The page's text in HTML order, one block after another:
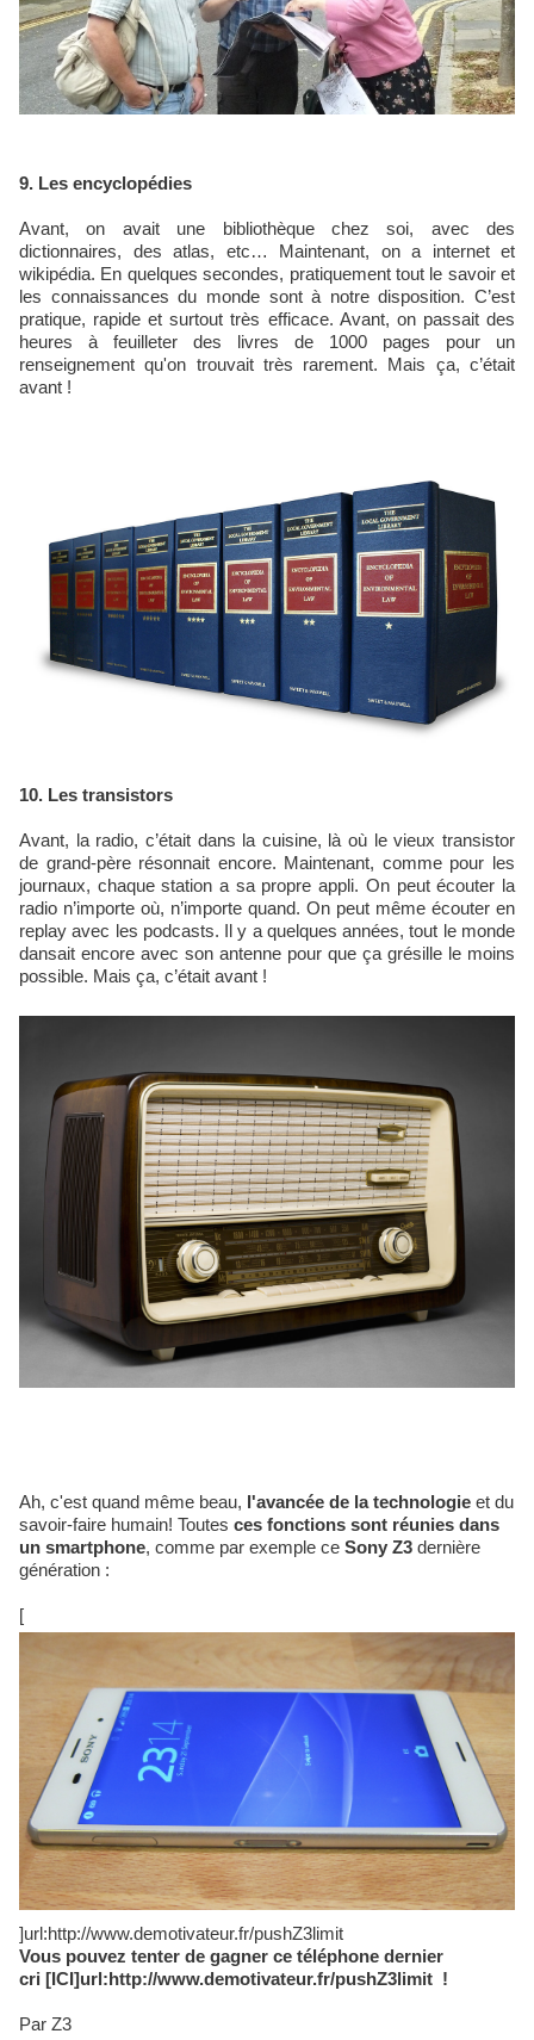
9. Les encyclopédies
Avant, on avait une bibliothèque chez soi, avec des
dictionnaires, des atlas, etc… Maintenant, on a internet et
wikipédia. En quelques secondes, pratiquement tout le savoir et
les connaissances du monde sont à notre disposition. C’est
pratique, rapide et surtout très efficace. Avant, on passait des
heures à feuilleter des livres de 1000 pages pour un
renseignement qu'on trouvait très rarement. Mais ça, c’était
avant !
10. Les transistors
Avant, la radio, c’était dans la cuisine, là où le vieux transistor
de grand-père résonnait encore. Maintenant, comme pour les
journaux, chaque station a sa propre appli. On peut écouter la
radio n’importe où, n’importe quand. On peut même écouter en
replay avec les podcasts. Il y a quelques années, tout le monde
dansait encore avec son antenne pour que ça grésille le moins
possible. Mais ça, c’était avant !
Ah, c'est quand même beau, l'avancée de la technologie et du
savoir-faire humain! Toutes ces fonctions sont réunies dans
un smartphone, comme par exemple ce Sony Z3 dernière
génération :
[
]url:http://www.demotivateur.fr/pushZ3limit
Vous pouvez tenter de gagner ce téléphone dernier
cri [ICI]url:http://www.demotivateur.fr/pushZ3limit !
Par Z3